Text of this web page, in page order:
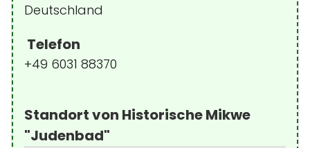
Deutschland
Telefon
+49 6031 88370
Standort von Historische Mikwe
"Judenbad"